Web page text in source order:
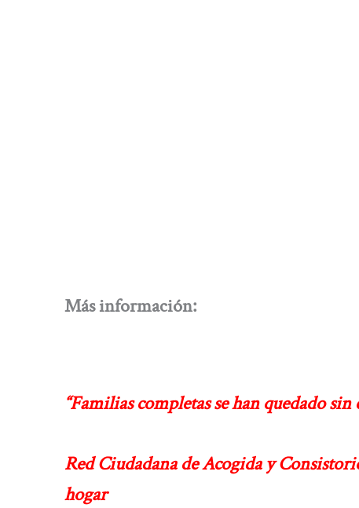
Más información:
“Familias completas se han quedado
Red Ciudadana de Acogida y
hogar